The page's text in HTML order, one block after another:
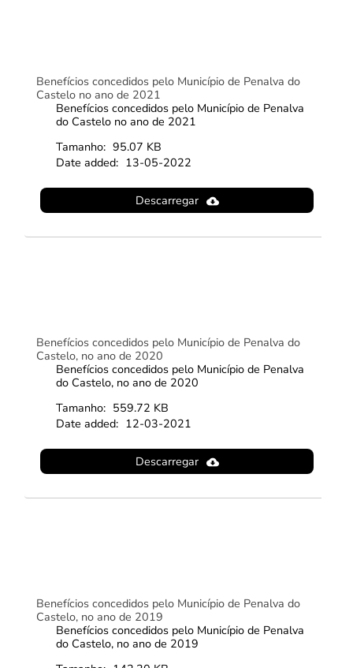
Benefícios concedidos pelo Município de Penalva do
Castelo no ano de 2021
Benefícios concedidos pelo Município de Penalva
do Castelo no ano de 2021
Tamanho: 95.07 KB
Date added: 13-05-2022
Descarregar
Benefícios concedidos pelo Município de Penalva do
Castelo, no ano de 2020
Benefícios concedidos pelo Município de Penalva
do Castelo, no ano de 2020
Tamanho: 559.72 KB
Date added: 12-03-2021
Descarregar
Benefícios concedidos pelo Município de Penalva do
Castelo, no ano de 2019
Benefícios concedidos pelo Município de Penalva
do Castelo, no ano de 2019